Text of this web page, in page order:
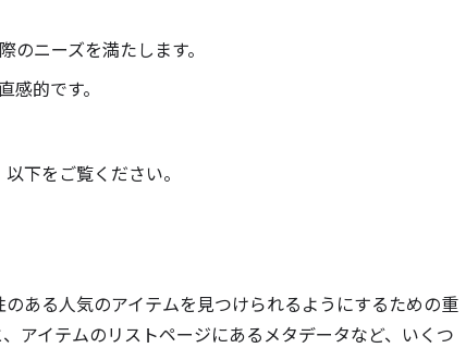
のニーズを満たします。
的です。
下をご覧ください。
ある人気のアイテムを見つけられるようにするための重
アイテムのリストページにあるメタデータなど、いくつ